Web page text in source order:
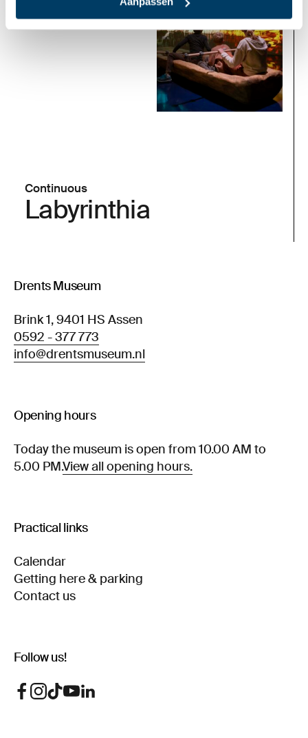
Continuous
Labyrinthia
Drents Museum
Brink 1, 9401 HS Assen
0592 - 377 773
info@drentsmuseum.nl
Opening hours
Today the museum is open from 10.00 AM to
5.00 PM.View all opening hours.
Practical links
Calendar
Getting here & parking
Contact us
Follow us!